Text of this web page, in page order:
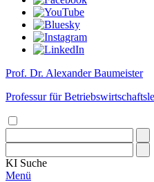
Prof. Dr. Alexander Baumeister
Professur für
KI Suche
Menü